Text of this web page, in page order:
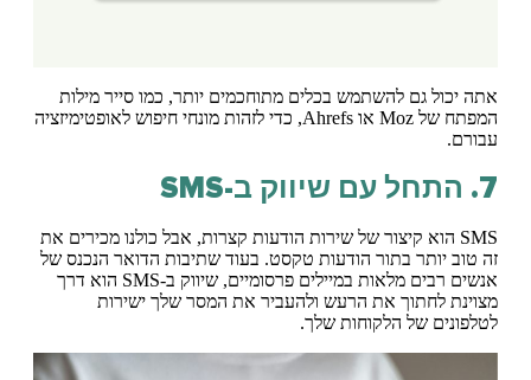
אתה יכול גם להשתמש בכלים מתוחכמים יותר, כמו סייר מילות
המפתח של Moz או Ahrefs, כדי לזהות מונחי חיפוש לאופטימיזציה
עבורם.
7. התחל עם שיווק ב-SMS
SMS הוא קיצור של שירות הודעות קצרות, אבל כולנו מכירים את
זה טוב יותר בתור הודעות טקסט. בעוד שתיבות הדואר הנכנס של
אנשים רבים מלאות במיילים פרסומיים, שיווק ב-SMS הוא דרך
מצוינת לחתוך את הרעש ולהעביר את המסר שלך ישירות
לטלפונים של הלקוחות שלך.